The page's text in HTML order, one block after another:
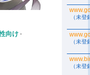
向け